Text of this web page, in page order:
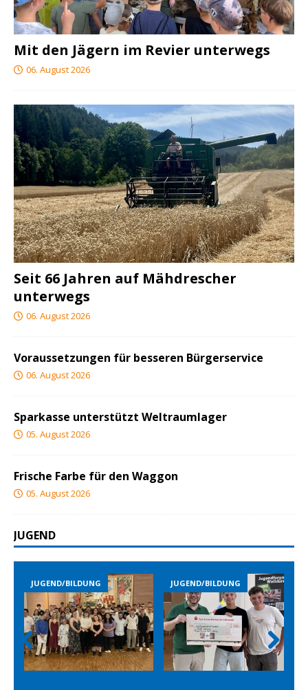
Mit den Jägern im Revier unterwegs
06. August 2026
Seit 66 Jahren auf Mähdrescher
unterwegs
06. August 2026
Voraussetzungen für besseren Bürgerservice
06. August 2026
Sparkasse unterstützt Weltraumlager
05. August 2026
Frische Farbe für den Waggon
05. August 2026
JUGEND
BILDUNG JUGEND/BILDUNG JUGEND/
Prev
ious
Nex
t